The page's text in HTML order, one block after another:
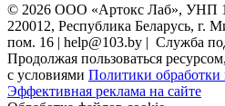
© 2026 ООО «Артокс Лаб», УНП
220012, Республика Беларусь, г.
пом. 16 | help@103.by | Служба
Продолжая пользоваться
с условиями Политики
Эффективная реклама на сайте